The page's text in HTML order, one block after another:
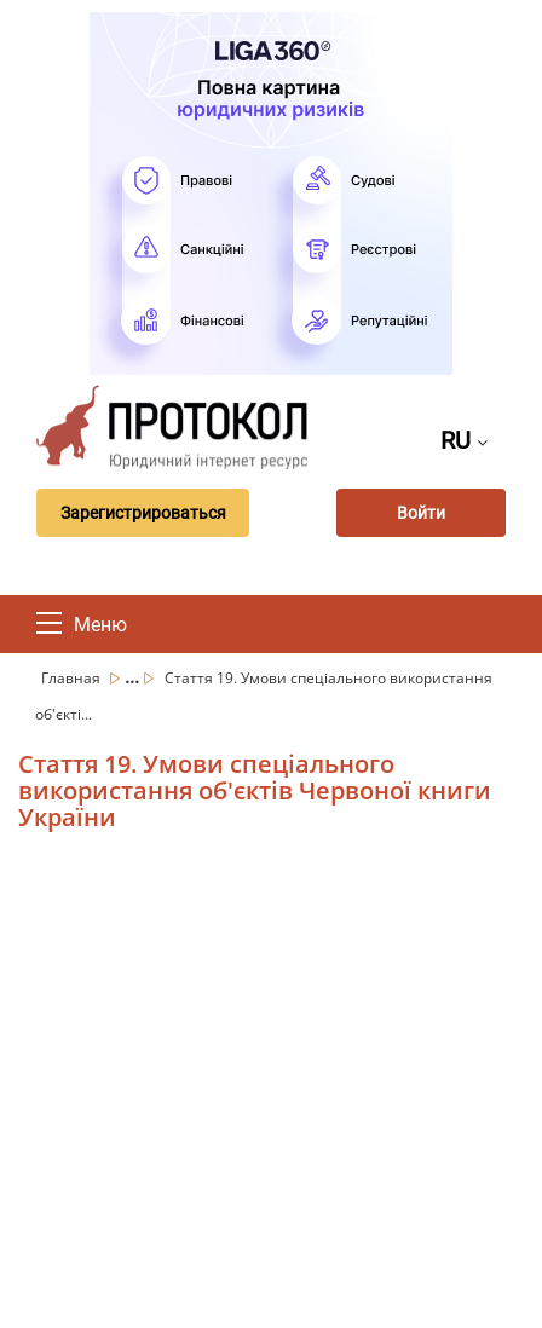
RU
Зарегистрироваться Войти
Меню
Главная ...
Стаття 19. Умови спеціального використання
об'єкті...
Стаття 19. Умови спеціального
використання об'єктів Червоної книги
України